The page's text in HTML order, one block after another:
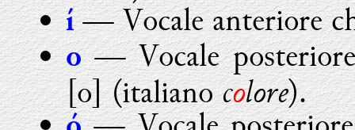
í— Vocale anteriore
o— Vocale
[o] (italianocolore).